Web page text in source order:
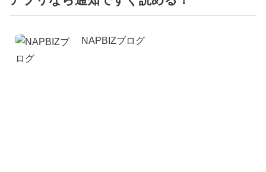
NAPBIZブログ